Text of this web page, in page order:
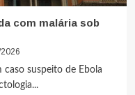
com malária sob
suspeito de Ebola